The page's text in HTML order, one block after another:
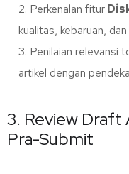
Perkenalan fitur
kualitas, kebaruan,
Penilaian relevansi
artikel dengan
3. Review Draft
Pra-Submit